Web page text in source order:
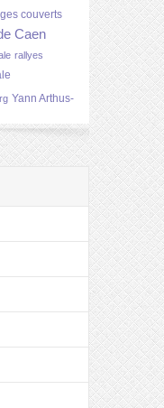
couverts
Caen
rallyes
Yann Arthus-